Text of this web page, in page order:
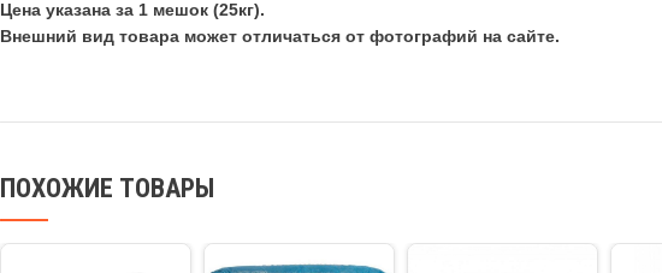
Цена указана за 1 мешок (25кг).
Внешний вид товара может отличаться от фотографий на сайте.
ПОХОЖИЕ ТОВАРЫ